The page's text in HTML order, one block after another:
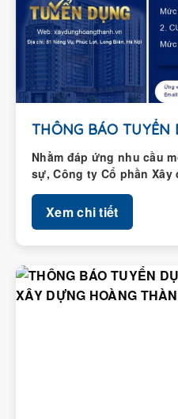
Nhằm đáp ứng nhu cầu
sự, Công ty Cổ phần
Xem chi tiết